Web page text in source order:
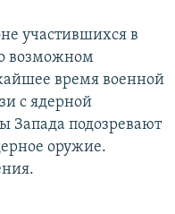
участившихся в
возможном
время военной
с ядерной
Запада подозревают
оружие.